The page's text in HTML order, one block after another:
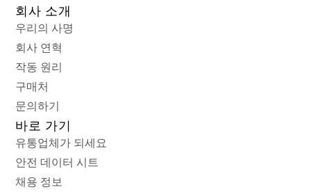
회사 소개
우리의 사명
회사 연혁
작동 원리
구매처
문의하기
바로 가기
유통업체가 되세요
안전 데이터 시트
채용 정보